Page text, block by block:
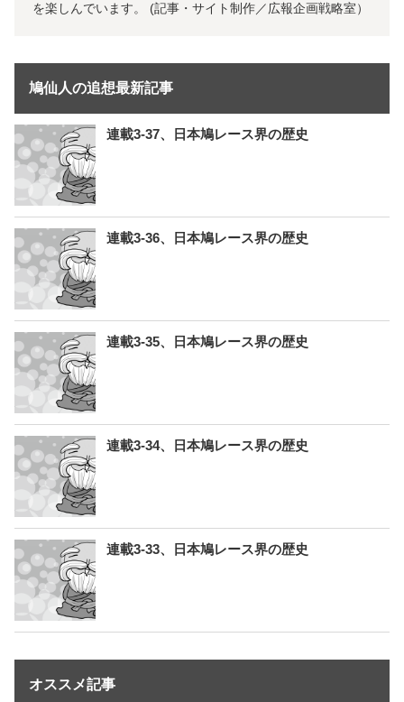
を楽しんでいます。 (記事・サイト制作／広報企画戦略室）
鳩仙人の追想最新記事
連載3-37、日本鳩レース界の歴史
連載3-36、日本鳩レース界の歴史
連載3-35、日本鳩レース界の歴史
連載3-34、日本鳩レース界の歴史
連載3-33、日本鳩レース界の歴史
オススメ記事